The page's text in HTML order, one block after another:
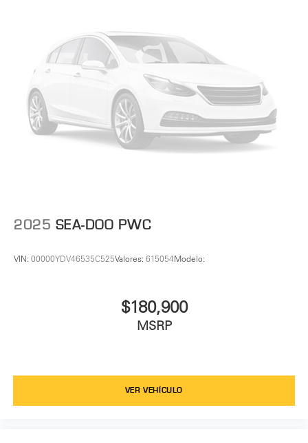
2025 SEA-DOO PWC
VIN: 00000YDV46535C525Valores: 615054Modelo:
$180,900
MSRP
VER VEHÍCULO